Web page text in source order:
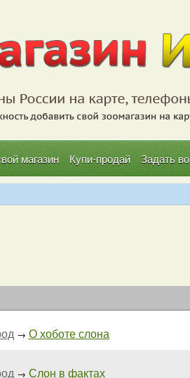
магазин Купи-продай Задать
→ О хоботе слона
→ Слон в фактах